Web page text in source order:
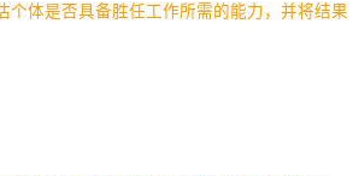
个体是否具备胜任工作所需的能力，并将结果